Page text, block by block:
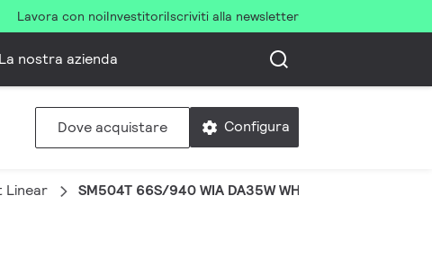
Lavora con noiInvestitoriIscriviti alla newsletter
La nostra azienda
Dove acquistare Configura
Linear SM504T 66S/940 WIA DA35W WH